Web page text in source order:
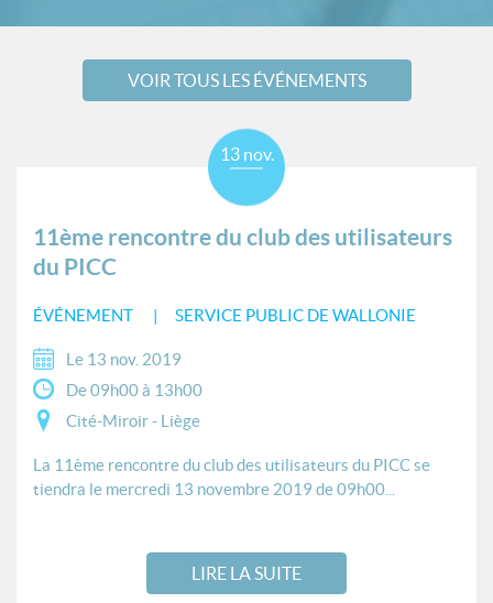
VOIR TOUS LES ÉVÉNEMENTS
11ème rencontre du club des utilisateurs
du PICC
ÉVÉNEMENT SERVICE PUBLIC DE WALLONIE
13 nov.
Le 13 nov. 2019
De 09h00 à 13h00
Cité-Miroir - Liège
La 11ème rencontre du club des utilisateurs du PICC se
tiendra le mercredi 13 novembre 2019 de 09h00...
LIRE LA SUITE